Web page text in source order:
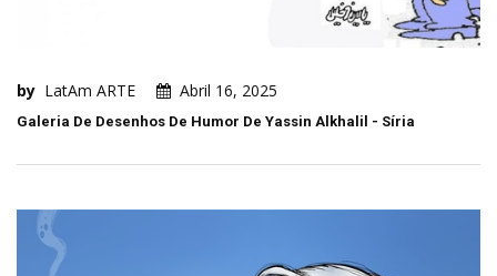
by LatAm ARTE Abril 16, 2025
Galeria De Desenhos De Humor De Yassin Alkhalil - Síria